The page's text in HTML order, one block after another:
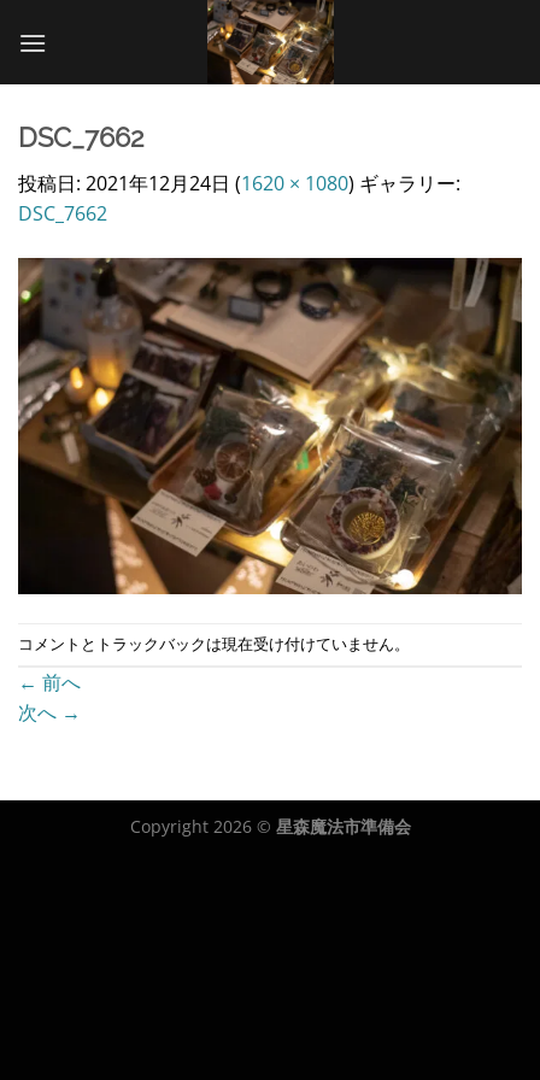
DSC_7662
投稿日: 2021年12月24日 (1620 × 1080) ギャラリー:
DSC_7662
コメントとトラックバックは現在受け付けていません。
← 前へ
次へ →
Copyright 2026 © 星森魔法市準備会